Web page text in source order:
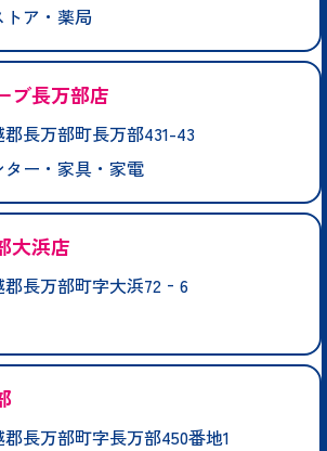
トア・薬局
ブ長万部店
長万部町長万部431-43
ー・家具・家電
大浜店
郡長万部町字大浜72‐6
長万部町字長万部450番地1